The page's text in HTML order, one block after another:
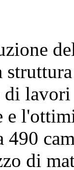
di
490
di